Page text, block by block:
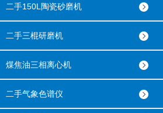
二手150L陶瓷砂磨机
二手三棍研磨机
煤焦油三相离心机
二手气象色谱仪